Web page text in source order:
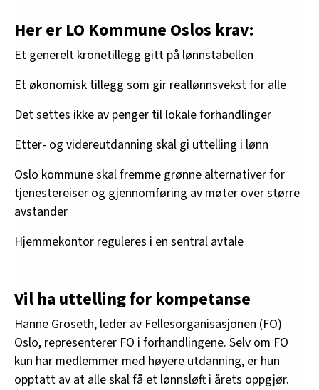
Her er LO Kommune Oslos krav:
Et generelt kronetillegg gitt på lønnstabellen
Et økonomisk tillegg som gir reallønnsvekst for alle
Det settes ikke av penger til lokale forhandlinger
Etter- og videreutdanning skal gi uttelling i lønn
Oslo kommune skal fremme grønne alternativer for
tjenestereiser og gjennomføring av møter over større
avstander
Hjemmekontor reguleres i en sentral avtale
Vil ha uttelling for kompetanse
Hanne Groseth, leder av Fellesorganisasjonen (FO)
Oslo, representerer FO i forhandlingene. Selv om FO
kun har medlemmer med høyere utdanning, er hun
opptatt av at alle skal få et lønnsløft i årets oppgjør.